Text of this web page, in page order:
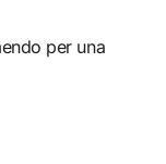
per una